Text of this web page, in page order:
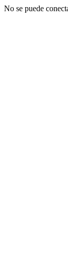
No se puede